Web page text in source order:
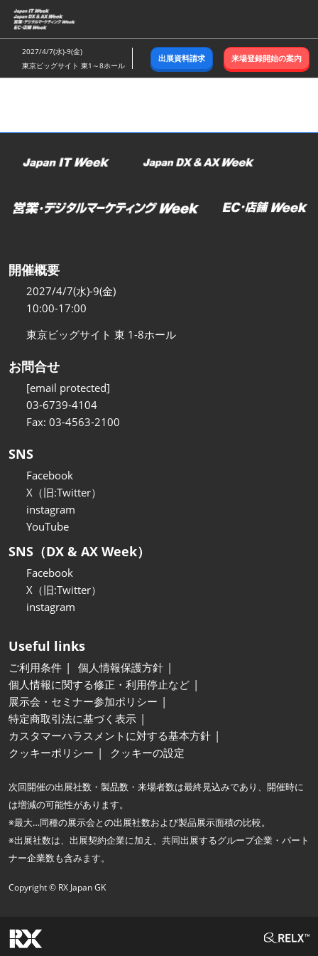
ス
キ
ッ
し
む
2027/4/7(水)-9(金)
東京ビッグサイト 東1～8ホール
出展資料請求 来場登録開始の案内
開催概要
2027/4/7(水)-9(金)
10:00-17:00
東京ビッグサイト 東 1-8ホール
お問合せ
[email protected]
03-6739-4104
Fax: 03-4563-2100
SNS
Facebook
X（旧:Twitter）
instagram
YouTube
SNS（DX & AX Week）
Facebook
X（旧:Twitter）
instagram
Useful links
ご利用条件
個人情報保護方針
個人情報に関する修正・利用停止など
展示会・セミナー参加ポリシー
特定商取引法に基づく表示
カスタマーハラスメントに対する基本方針
クッキーポリシー
クッキーの設定
次回開催の出展社数・製品数・来場者数は最終見込みであり、開催時に
は増減の可能性があります。
※最大…同種の展示会との出展社数および製品展示面積の比較。
※出展社数は、出展契約企業に加え、共同出展するグループ企業・パート
ナー企業数も含みます。
Copyright © RX Japan GK